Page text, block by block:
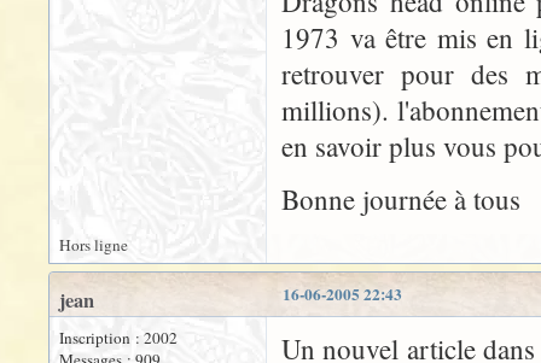
1973 va être mis en
retrouver pour des
millions).
en savoir plus vous
Bonne journée à tous
Hors ligne
16-06-2005 22:43
jean
Inscription : 2002
Un nouvel article